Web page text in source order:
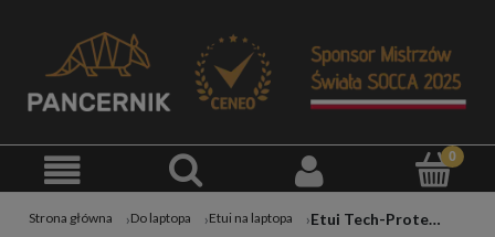
Strona główna Do laptopa Etui na laptopa Etui Tech-Protect Neo Slim do laptopów 15" / 16", beżowe